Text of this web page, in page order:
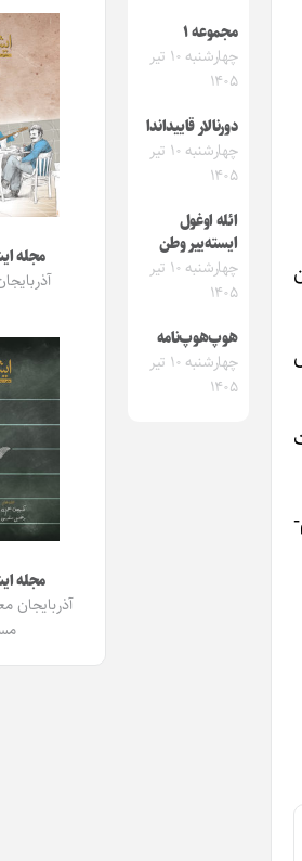
مجموعه ۱
چهارشنبه ۱۰ تیر
۱۴۰۵
دورنالار قاییداندا
چهارشنبه ۱۰ تیر
۱۴۰۵
ائله اوغول
ایسته‌ییر وطن
چهارشنبه ۱۰ تیر
۱۴۰۵
هوپ‌هوپ‌نامه
چهارشنبه ۱۰ تیر
۱۴۰۵
مجله
مجله
آذربایجان